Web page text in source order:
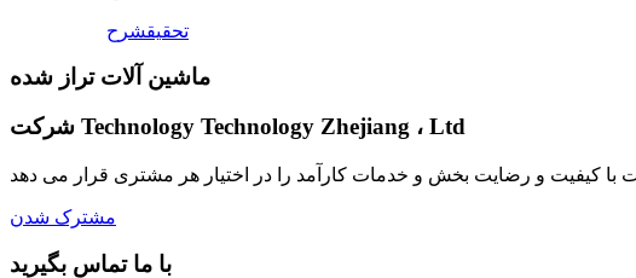
تحقیقشرح
ماشین آلات تراز شده
شرکت Technology Technology Zhejiang ، Ltd
مشترک شدن
با ما تماس بگیرید